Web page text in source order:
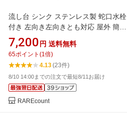
流し台 シンク ステンレス製 蛇口水栓
付き 左向き左向きとも対応 屋外 簡易
式 キッチン用流し台 ガーデンシンク
屋外BBQ アウトドアに適用 簡単組立
工場 農園 (C505単槽)
7,200 円 送料無料
65ポイント (1倍)
4.13(23件)
8/10 14:00までの注文で最短8/11お届け
RAREcount